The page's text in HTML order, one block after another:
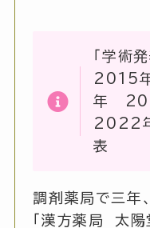
「学術
2015
年
2022
表
調剤薬局で三年
「漢方薬局 太陽